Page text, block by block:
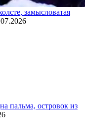
замысловатая
пальма, островок из